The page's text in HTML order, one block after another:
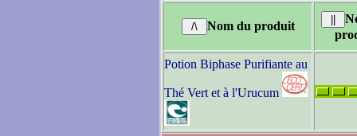
Nom du produit
Potion Biphase Purifiante au
Thé Vert et à l'Urucum